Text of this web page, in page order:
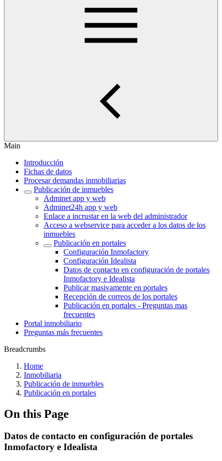
Main
Introducción
Fichas de datos
Procesar demandas inmobiliarias
Publicación de inmuebles
Adminet app y web
Adminet24h app y web
Enlace a incrustar en la web del administrador
Acceso a webservice para acceder a los datos de los
inmuebles
Publicación en portales
Configuración Inmofactory
Configuración Idealista
Datos de contacto en configuración de portales
Inmofactory e Idealista
Publicar masivamente en portales
Recepción de correos de los portales
Publicación en portales - Preguntas mas
frecuentes
Portal inmobiliario
Preguntas más frecuentes
Breadcrumbs
Home
Inmobiliaria
Publicación de inmuebles
Publicación en portales
On this Page
Datos de contacto en configuración de portales
Inmofactory e Idealista